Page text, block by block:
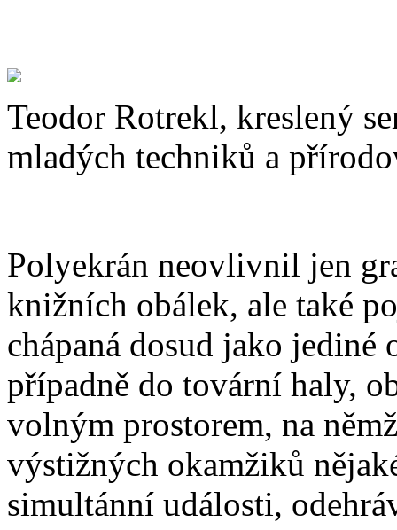
Teodor Rotrekl, kreslený
mladých techniků a
Polyekrán neovlivnil jen
knižních obálek, ale také
chápaná dosud jako
případně do tovární haly,
volným prostorem, na
výstižných okamžiků
simultánní události,